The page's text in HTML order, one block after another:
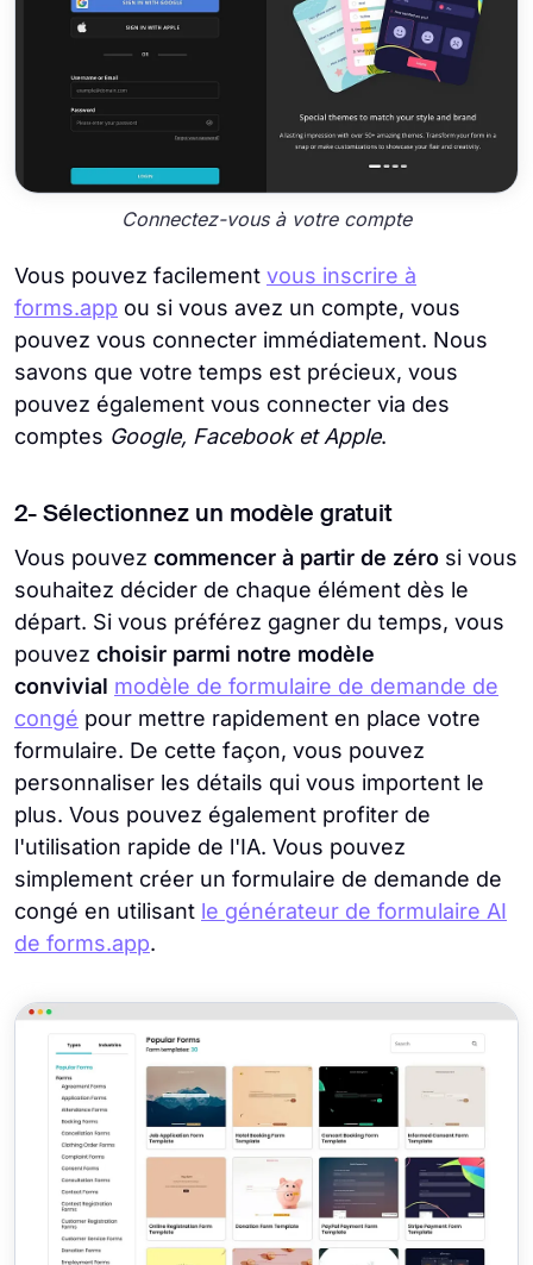
Connectez-vous à votre compte
Vous pouvez facilement vous inscrire à
forms.app ou si vous avez un compte, vous
pouvez vous connecter immédiatement. Nous
savons que votre temps est précieux, vous
pouvez également vous connecter via des
comptes Google, Facebook et Apple.
2- Sélectionnez un modèle gratuit
Vous pouvez commencer à partir de zéro si vous
souhaitez décider de chaque élément dès le
départ. Si vous préférez gagner du temps, vous
pouvez choisir parmi notre modèle
convivial modèle de formulaire de demande de
congé pour mettre rapidement en place votre
formulaire. De cette façon, vous pouvez
personnaliser les détails qui vous importent le
plus. Vous pouvez également profiter de
l'utilisation rapide de l'IA. Vous pouvez
simplement créer un formulaire de demande de
congé en utilisant le générateur de formulaire AI
de forms.app.